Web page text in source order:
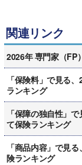
関連リンク
2026年 専門家（FP
「保険料」で見る
ランキング
「保障の独自性」
て保険ランキング
「商品内容」で見
険ランキング